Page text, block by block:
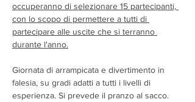
occuperanno di selezionare 15 partecipanti,
con lo scopo di permettere a tutti di
partecipare alle uscite che si terranno
durante l'anno.
Giornata di arrampicata e divertimento in
falesia, su gradi adatti a tutti i livelli di
esperienza. Si prevede il pranzo al sacco.